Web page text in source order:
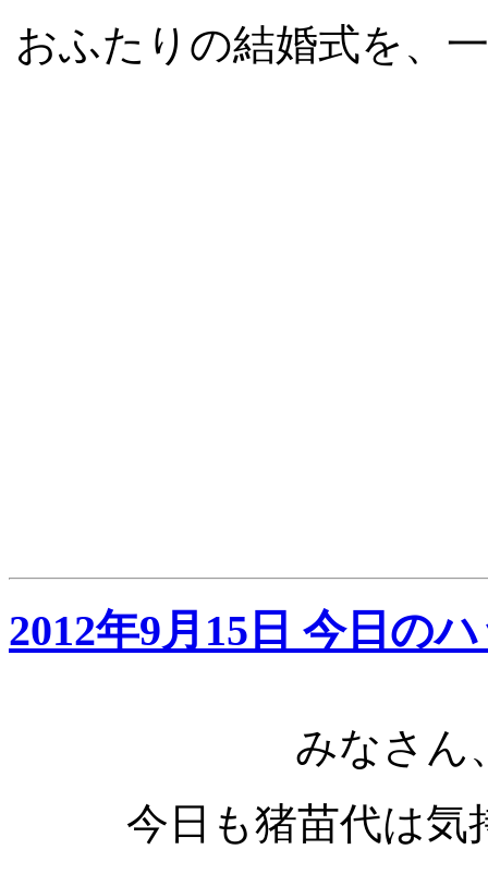
おふたりの結婚式を、
2012年9月15日 今日の
みなさん
今日も猪苗代は気